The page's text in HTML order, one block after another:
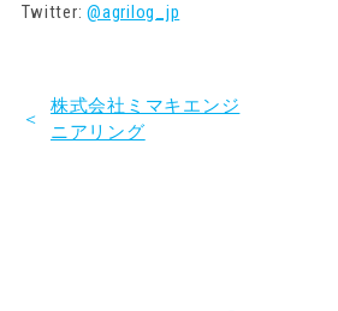
Twitter:@agrilog_jp
＜
株式会社ミマキエンジ
ニアリング